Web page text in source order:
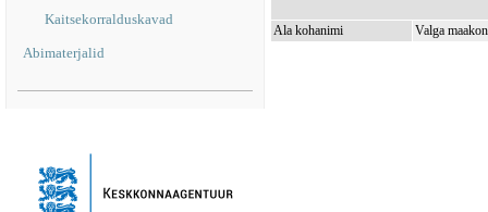
Kaitsekorralduskavad
Abimaterjalid
Ala kohanimi Valga